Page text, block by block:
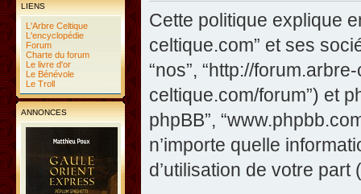
LIENS
L'Arbre Celtique
L'encyclopédie
Forum
Charte du forum
Le livre d'or
Le Bénévole
Le Troll
ANNONCES
Cette politique explique
celtique.com” et ses
“nos”, “http://
celtique.com/forum”) et
phpBB”,
n’importe quelle
d’utilisation de votre part